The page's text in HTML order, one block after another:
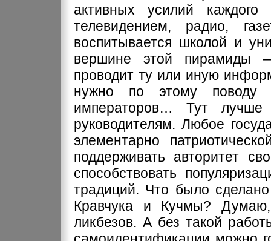
активных усилий
телевидением, радио,
воспитывается школой и
вершине этой пирамиды —
проводит ту или иную
нужно по этому поводу
императоров… Тут лучше
руководителям. Любое
элементарно
поддерживать авторитет
способствовать
традиций. Что было
Кравчука и Кучмы?
ликбезов. А без такой